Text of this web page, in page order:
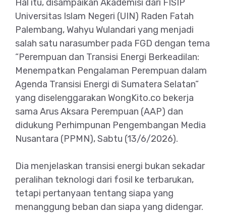
Hal itu, disampaikan Akademisi dari FISIP
Universitas Islam Negeri (UIN) Raden Fatah
Palembang, Wahyu Wulandari yang menjadi
salah satu narasumber pada FGD dengan tema
“Perempuan dan Transisi Energi Berkeadilan:
Menempatkan Pengalaman Perempuan dalam
Agenda Transisi Energi di Sumatera Selatan”
yang diselenggarakan WongKito.co bekerja
sama Arus Aksara Perempuan (AAP) dan
didukung Perhimpunan Pengembangan Media
Nusantara (PPMN), Sabtu (13/6/2026).
Dia menjelaskan transisi energi bukan sekadar
peralihan teknologi dari fosil ke terbarukan,
tetapi pertanyaan tentang siapa yang
menanggung beban dan siapa yang didengar.